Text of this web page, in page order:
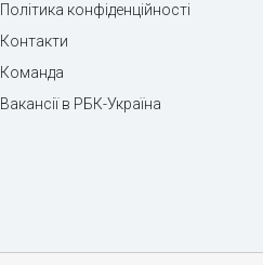
Політика конфіденційності
Контакти
Команда
Вакансії в РБК-Україна